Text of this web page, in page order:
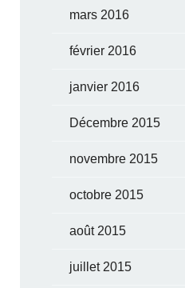
mars 2016
février 2016
janvier 2016
Décembre 2015
novembre 2015
octobre 2015
août 2015
juillet 2015